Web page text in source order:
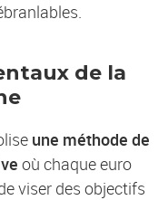
de la
une méthode de
où chaque euro
viser des objectifs